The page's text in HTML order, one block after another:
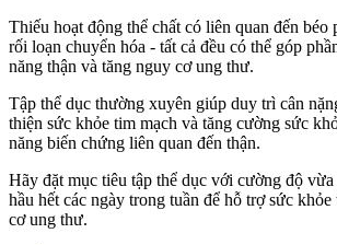
Thiếu hoạt động thể chất có liên quan đến béo
rối loạn chuyển hóa - tất cả đều có thể góp
năng thận và tăng nguy cơ ung thư.
Tập thể dục thường xuyên giúp duy trì cân
thiện sức khỏe tim mạch và tăng cường sức
năng biến chứng liên quan đến thận.
Hãy đặt mục tiêu tập thể dục với cường độ
hầu hết các ngày trong tuần để hỗ trợ sức
cơ ung thư.